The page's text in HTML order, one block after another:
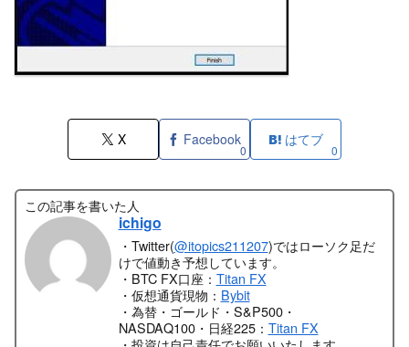
X Facebook
0
はてブ
0
この記事を書いた人
ichigo
・Twitter(@itopics211207)ではローソク足だ
けで値動き予想しています。
・BTC FX口座： Titan FX
・仮想通貨現物： Bybit
・為替・ゴールド・S&P500・
NASDAQ100・日経225： Titan FX